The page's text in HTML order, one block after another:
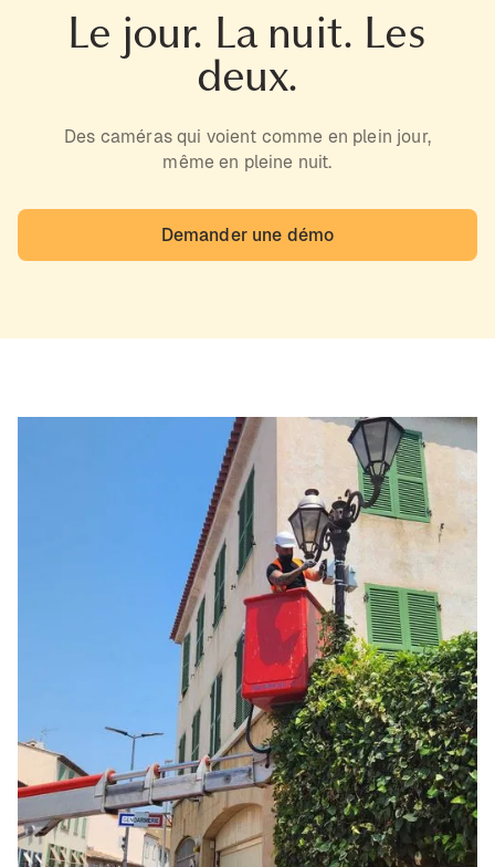
Le jour. La nuit. Les
deux.
Des caméras qui voient comme en plein jour,
même en pleine nuit.
Demander une démo